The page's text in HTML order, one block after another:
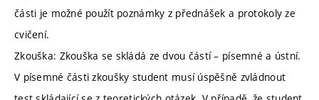
části je možné použít poznámky z přednášek a protokoly ze
cvičení.
Zkouška: Zkouška se skládá ze dvou částí – písemné a ústní.
V písemné části zkoušky student musí úspěšně zvládnout